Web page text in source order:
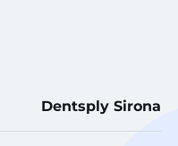
Dentsply Sirona